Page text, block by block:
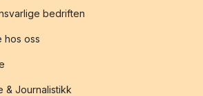
bedriften
hos oss
& Journalistikk